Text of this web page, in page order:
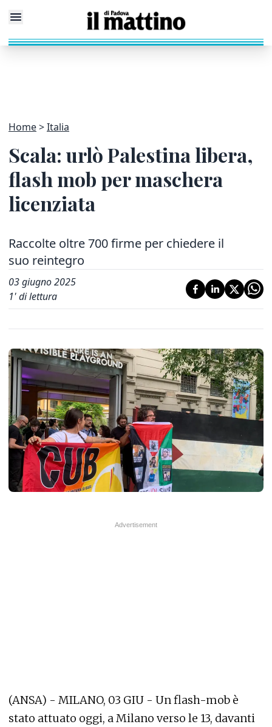
Home Italia
Scala: urlò Palestina libera,
flash mob per maschera
licenziata
Raccolte oltre 700 firme per chiedere il
suo reintegro
03 giugno 2025
1' di lettura
(ANSA) - MILANO, 03 GIU - Un flash-mob è
stato attuato oggi, a Milano verso le 13, davanti